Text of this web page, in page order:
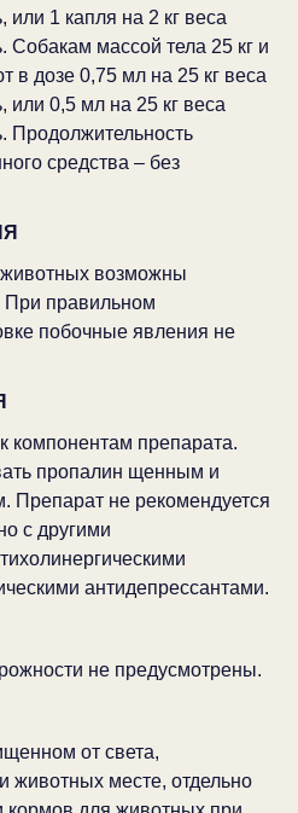
или 1 капля на 2 кг веса
Собакам массой тела 25 кг и
в дозе 0,75 мл на 25 кг веса
или 0,5 мл на 25 кг веса
Продолжительность
средства – без
животных возможны
При правильном
побочные явления не
компонентам препарата.
пропалин щенным и
не рекомендуется
с другими
антидепрессантами.
не предусмотрены.
от света,
животных месте, отдельно